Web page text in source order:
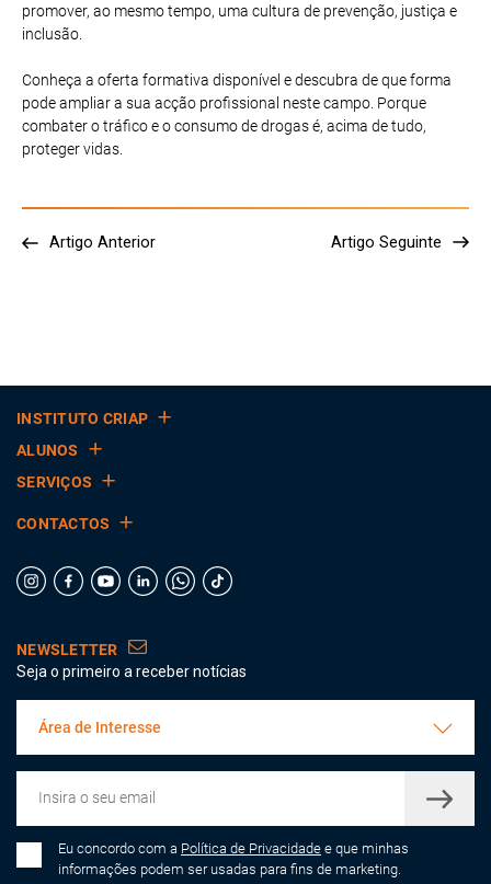
promover, ao mesmo tempo, uma cultura de prevenção, justiça e
inclusão.
Conheça a oferta formativa disponível e descubra de que forma
pode ampliar a sua acção profissional neste campo. Porque
combater o tráfico e o consumo de drogas é, acima de tudo,
proteger vidas.
Artigo Anterior Artigo Seguinte
INSTITUTO CRIAP
ALUNOS
SERVIÇOS
CONTACTOS
NEWSLETTER
Seja o primeiro a receber notícias
Área de Interesse
Eu concordo com a Política de Privacidade e que minhas
informações podem ser usadas para fins de marketing.